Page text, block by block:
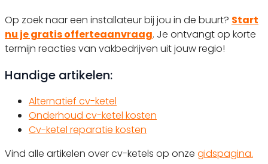
Op zoek naar een installateur bij jou in de buurt? Start
nu je gratis offerteaanvraag. Je ontvangt op korte
termijn reacties van vakbedrijven uit jouw regio!
Handige artikelen:
Alternatief cv-ketel
Onderhoud cv-ketel kosten
Cv-ketel reparatie kosten
Vind alle artikelen over cv-ketels op onze gidspagina.